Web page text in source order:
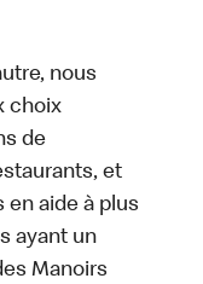
nous
choix
de
et
en aide à plus
ayant un
Manoirs